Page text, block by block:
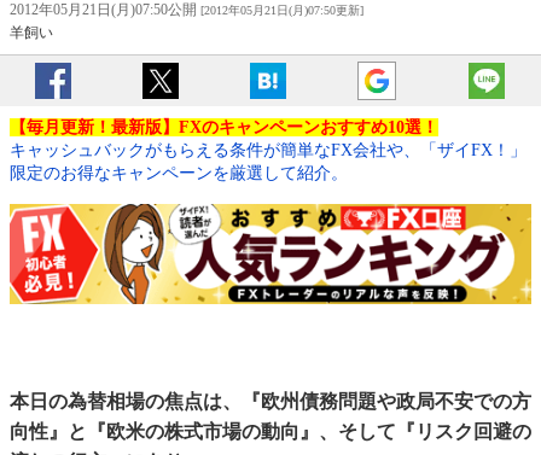
2012年05月21日(月)07:50公開 [2012年05月21日(月)07:50更新]
羊飼い
【毎月更新！最新版】FXのキャンペーンおすすめ10選！
キャッシュバックがもらえる条件が簡単なFX会社や、「ザイFX！」
限定のお得なキャンペーンを厳選して紹介。
本日の為替相場の焦点は、『欧州債務問題や政局不安での方
向性』と『欧米の株式市場の動向』、そして『リスク回避の